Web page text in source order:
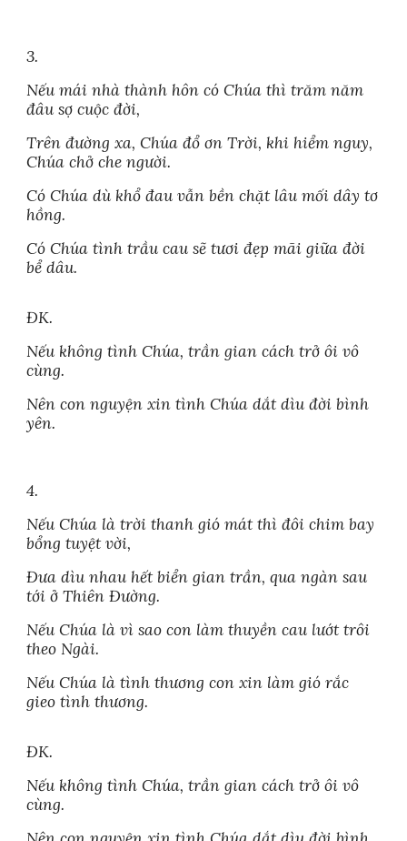
3.
Nếu mái nhà thành hôn có Chúa thì trăm năm
đâu sợ cuộc đời,
Trên đường xa, Chúa đổ ơn Trời, khi hiểm nguy,
Chúa chở che người.
Có Chúa dù khổ đau vẫn bền chặt lâu mối dây tơ
hồng.
Có Chúa tình trầu cau sẽ tươi đẹp mãi giữa đời
bể dâu.
ĐK.
Nếu không tình Chúa, trần gian cách trở ôi vô
cùng.
Nên con nguyện xin tình Chúa dắt dìu đời bình
yên.
4.
Nếu Chúa là trời thanh gió mát thì đôi chim bay
bổng tuyệt vời,
Đưa dìu nhau hết biển gian trần, qua ngàn sau
tới ở Thiên Đường.
Nếu Chúa là vì sao con làm thuyền cau lướt trôi
theo Ngài.
Nếu Chúa là tình thương con xin làm gió rắc
gieo tình thương.
ĐK.
Nếu không tình Chúa, trần gian cách trở ôi vô
cùng.